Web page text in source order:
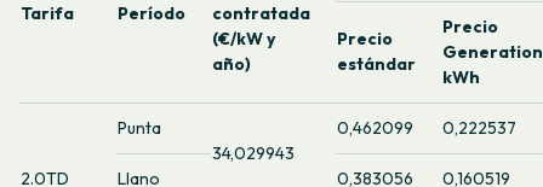
Tarifa Período
contratada
(€/kW y
año)
Precio
estándar
Precio
Generation
kWh
2.0TD
Punta
34,029943
0,462099 0,222537
Llano 0,383056 0,160519